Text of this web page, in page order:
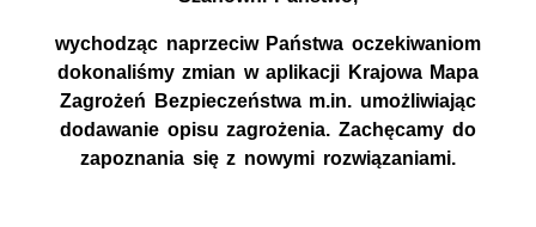
wychodząc naprzeciw Państwa oczekiwaniom
dokonaliśmy zmian w aplikacji Krajowa Mapa
Zagrożeń Bezpieczeństwa m.in. umożliwiając
dodawanie opisu zagrożenia. Zachęcamy do
zapoznania się z nowymi rozwiązaniami.